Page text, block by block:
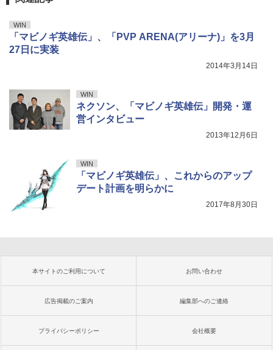
WIN
「マビノギ英雄伝」、「PVP ARENA(アリーナ)」を3月
27日に実装
2014年3月14日
WIN
ネクソン、「マビノギ英雄伝」開発・運
営インタビュー
2013年12月6日
WIN
「マビノギ英雄伝」、これからのアップ
デート計画を明らかに
2017年8月30日
本サイトのご利用について お問い合わせ
広告掲載のご案内 編集部へのご連絡
プライバシーポリシー 会社概要